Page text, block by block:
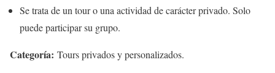
Se trata de un tour o una actividad de carácter privado. Solo
puede participar su grupo.
Categoría: Tours privados y personalizados.